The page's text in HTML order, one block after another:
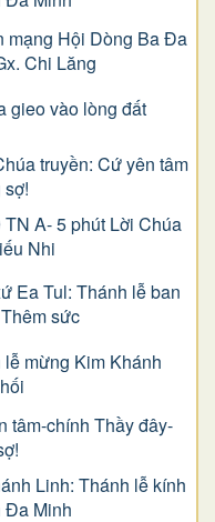
mạng Hội Dòng Ba Đa
Chi Lăng
gieo vào lòng đất
truyền: Cứ yên tâm
A- 5 phút Lời Chúa
Nhi
Ea Tul: Thánh lễ ban
sức
lễ mừng Kim Khánh
tâm-chính Thầy đây-
Linh: Thánh lễ kính
Đa Minh